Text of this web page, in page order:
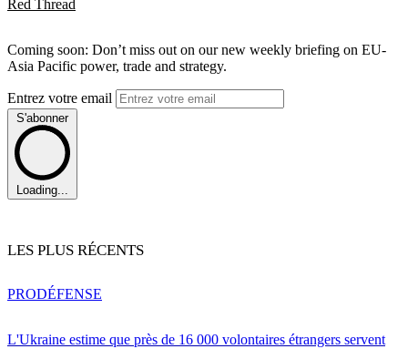
Red Thread
Coming soon: Don’t miss out on our new weekly briefing on EU-
Asia Pacific power, trade and strategy.
Entrez votre email
S'abonner
Loading...
LES PLUS RÉCENTS
L'Ukraine estime que près de 16 000 volontaires étrangers servent
PRODÉFENSE